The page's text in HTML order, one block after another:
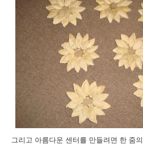
그리고 아름다운 센터를 만들려면 한 줌